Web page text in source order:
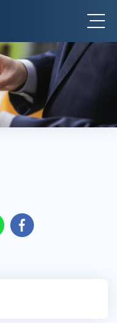
תפריט